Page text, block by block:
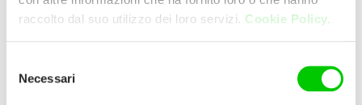
raccolto dal suo utilizzo dei loro servizi. Cookie Policy.
delNecessari
Valentini Srl
Viale Risorgimento, 236/a 47121 Forli'
(Forlì-Cesena) Italia